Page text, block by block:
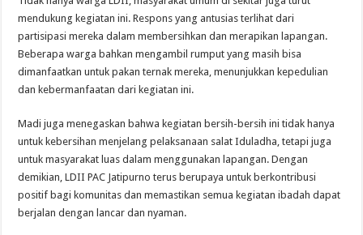
mendukung kegiatan ini. Respons yang antusias terlihat dari
partisipasi mereka dalam membersihkan dan merapikan lapangan.
Beberapa warga bahkan mengambil rumput yang masih bisa
dimanfaatkan untuk pakan ternak mereka, menunjukkan kepedulian
dan kebermanfaatan dari kegiatan ini.
Madi juga menegaskan bahwa kegiatan bersih-bersih ini tidak hanya
untuk kebersihan menjelang pelaksanaan salat Iduladha, tetapi juga
untuk masyarakat luas dalam menggunakan lapangan. Dengan
demikian, LDII PAC Jatipurno terus berupaya untuk berkontribusi
positif bagi komunitas dan memastikan semua kegiatan ibadah dapat
berjalan dengan lancar dan nyaman.